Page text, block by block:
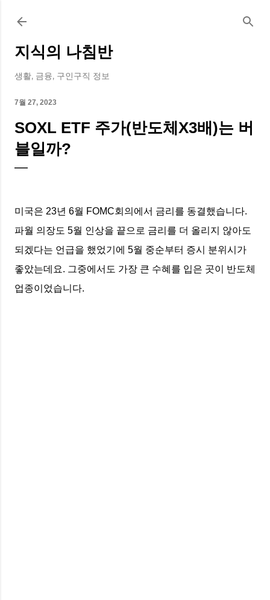
지식의 나침반
생활, 금융, 구인구직 정보
7월 27, 2023
SOXL ETF 주가(반도체X3배)는 버
블일까?
미국은 23년 6월 FOMC회의에서 금리를 동결했습니다.
파월 의장도 5월 인상을 끝으로 금리를 더 올리지 않아도
되겠다는 언급을 했었기에 5월 중순부터 증시 분위시가
좋았는데요. 그중에서도 가장 큰 수혜를 입은 곳이 반도체
업종이었습니다.